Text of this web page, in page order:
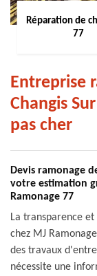
Réparation de
77
Entreprise
Changis
pas cher
Devis ramonage
votre estimation
Ramonage 77
La transparence
chez MJ
des travaux
nécessite une